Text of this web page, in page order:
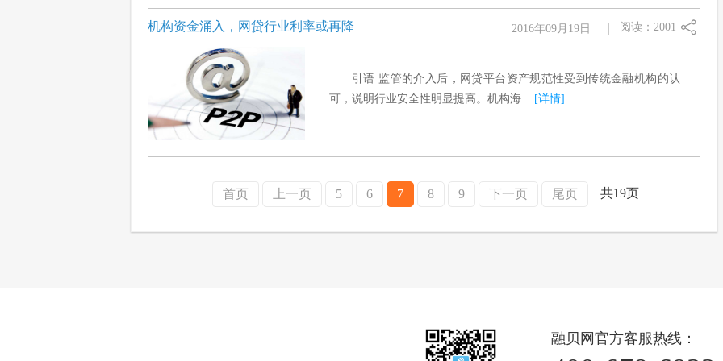
机构资金涌入，网贷行业利率或再降 阅读：2001
引语 监管的介入后，网贷平台资产规范性受到传统金融机构的认
可，说明行业安全性明显提高。机构海... [详情]
2016年09月19日
首页 上一页 5 6 7 8 9 下一页 尾页 共19页
融贝网官方客服热线：